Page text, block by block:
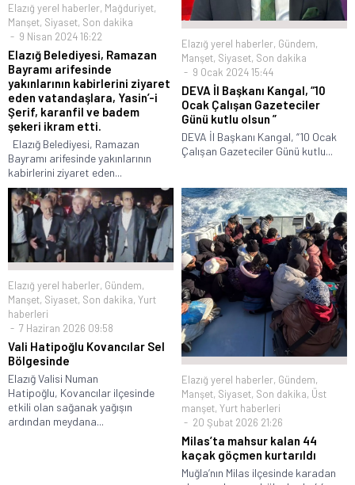
Elazığ yerel haberler, Mağduriyet,
Manşet, Siyaset, Son dakika
9 Nisan 2024 16:22
Elazığ Belediyesi, Ramazan
Bayramı arifesinde
yakınlarının kabirlerini ziyaret
eden vatandaşlara, Yasin’-i
Şerif, karanfil ve badem
şekeri ikram etti.
Elazığ Belediyesi, Ramazan
Bayramı arifesinde yakınlarının
kabirlerini ziyaret eden...
Elazığ yerel haberler, Gündem,
Manşet, Siyaset, Son dakika
9 Ocak 2024 15:44
DEVA İl Başkanı Kangal, “10
Ocak Çalışan Gazeteciler
Günü kutlu olsun ”
DEVA İl Başkanı Kangal, “10 Ocak
Çalışan Gazeteciler Günü kutlu...
Elazığ yerel haberler, Gündem,
Manşet, Siyaset, Son dakika, Yurt
haberleri
7 Haziran 2026 09:58
Vali Hatipoğlu Kovancılar Sel
Bölgesinde
Elazığ Valisi Numan
Hatipoğlu, Kovancılar ilçesinde
etkili olan sağanak yağışın
ardından meydana...
Elazığ yerel haberler, Gündem,
Manşet, Siyaset, Son dakika, Üst
manşet, Yurt haberleri
20 Şubat 2026 21:26
Milas’ta mahsur kalan 44
kaçak göçmen kurtarıldı
Muğla’nın Milas ilçesinde karadan